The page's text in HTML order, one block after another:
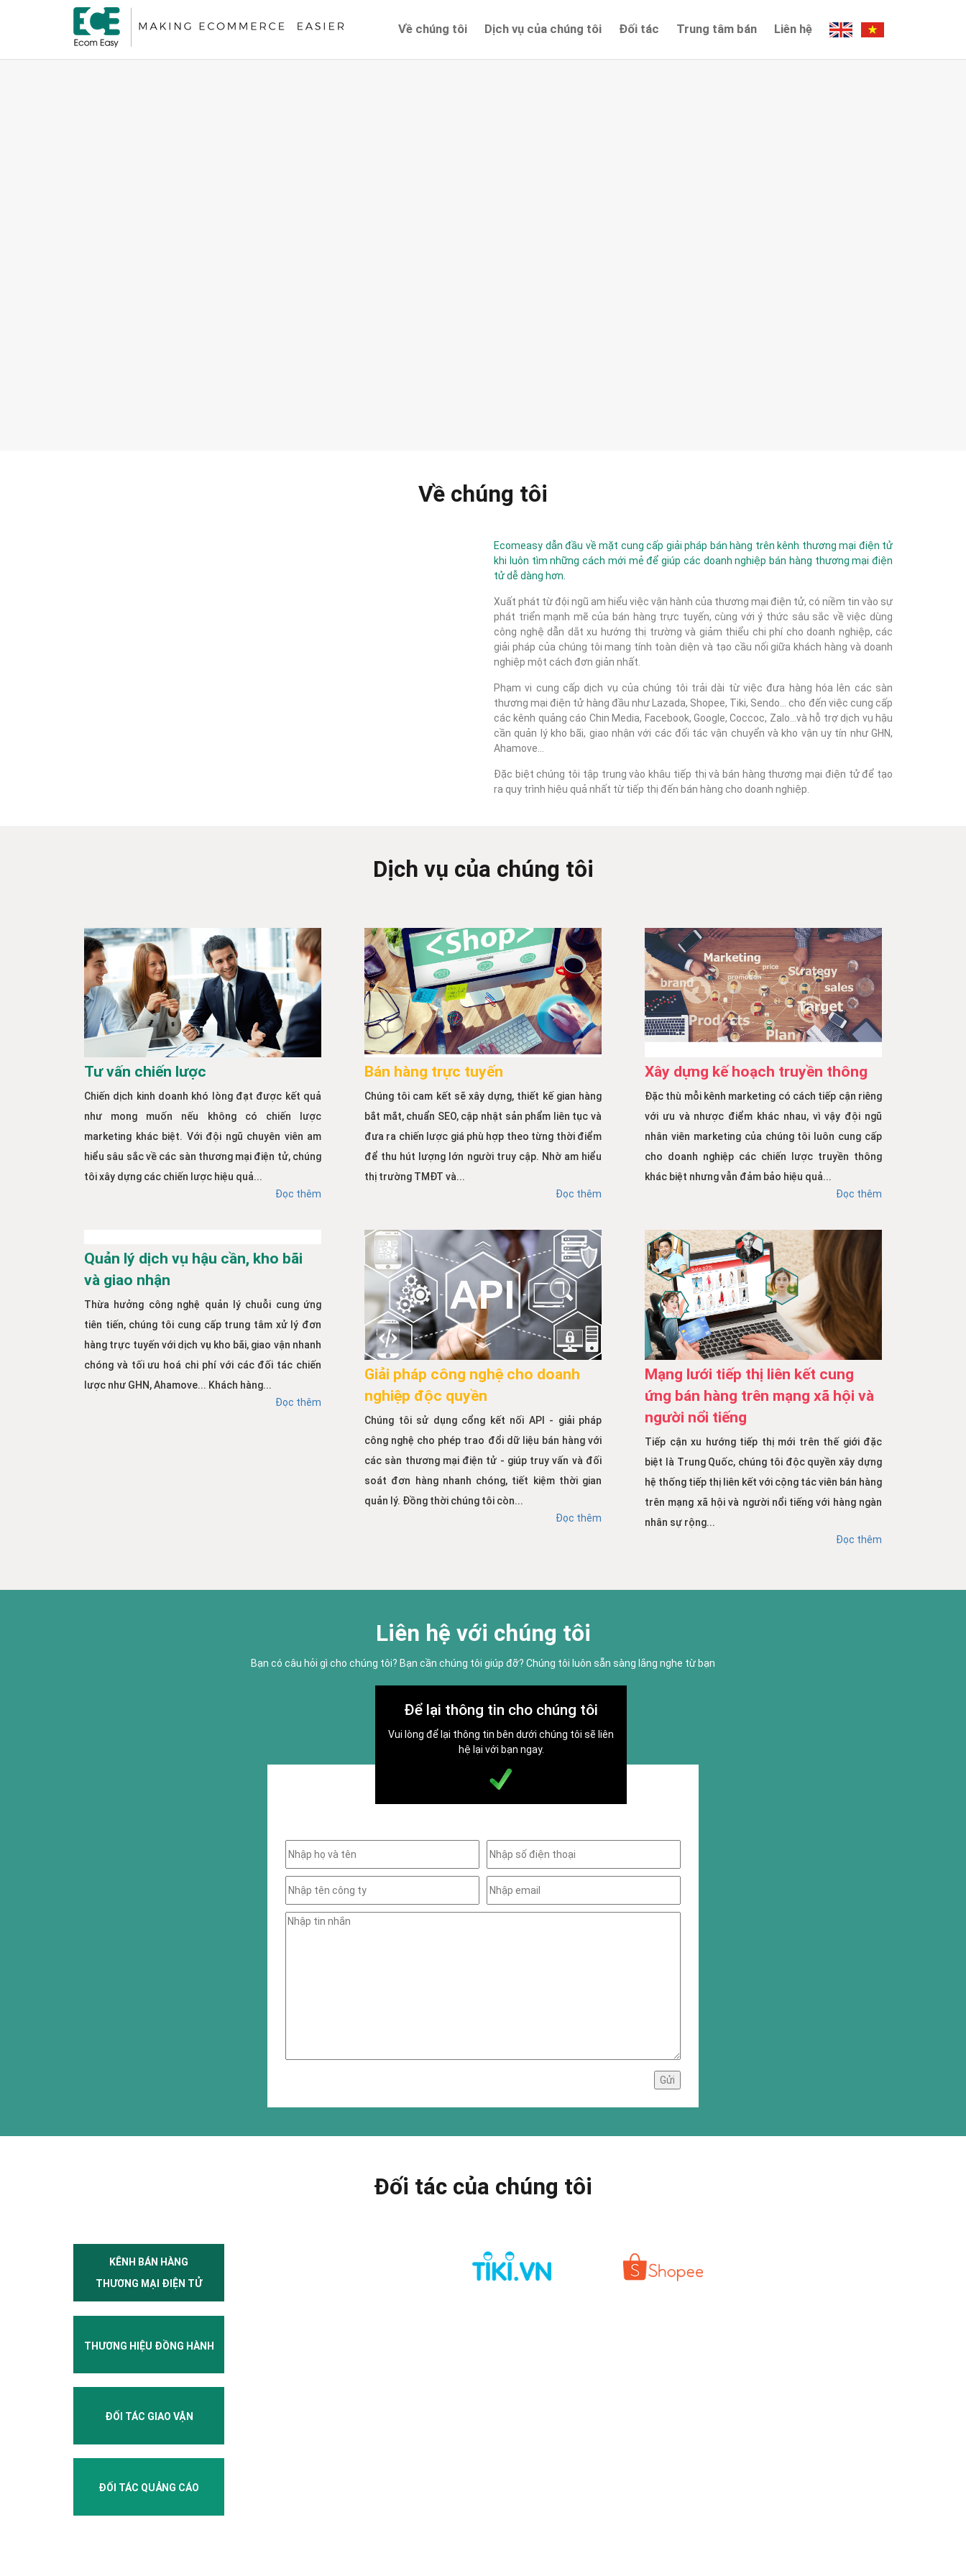
Về chúng tôi Dịch vụ của chúng tôi Đối tác Trung tâm bán Liên hệ
Về chúng tôi
Ecomeasy dẫn đầu về mặt cung cấp giải pháp bán hàng trên kênh thương mại điện tử
khi luôn tìm những cách mới mẻ để giúp các doanh nghiệp bán hàng thương mại điện
tử dễ dàng hơn.
Xuất phát từ đội ngũ am hiểu việc vận hành của thương mại điện tử, có niềm tin vào sự
phát triển mạnh mẽ của bán hàng trực tuyến, cùng với ý thức sâu sắc về việc dùng
công nghệ dẫn dắt xu hướng thị trường và giảm thiểu chi phí cho doanh nghiệp, các
giải pháp của chúng tôi mang tính toàn diện và tạo cầu nối giữa khách hàng và doanh
nghiệp một cách đơn giản nhất.
Phạm vi cung cấp dịch vụ của chúng tôi trải dài từ việc đưa hàng hóa lên các sàn
thương mại điện tử hàng đầu như Lazada, Shopee, Tiki, Sendo... cho đến việc cung cấp
các kênh quảng cáo Chin Media, Facebook, Google, Coccoc, Zalo...và hỗ trợ dịch vụ hậu
cần quản lý kho bãi, giao nhận với các đối tác vận chuyển và kho vận uy tín như GHN,
Ahamove...
Đặc biệt chúng tôi tập trung vào khâu tiếp thị và bán hàng thương mại điện tử để tạo
ra quy trình hiệu quả nhất từ tiếp thị đến bán hàng cho doanh nghiệp.
Dịch vụ của chúng tôi
Tư vấn chiến lược
Chiến dịch kinh doanh khó lòng đạt được kết quả
như mong muốn nếu không có chiến lược
marketing khác biệt. Với đội ngũ chuyên viên am
hiểu sâu sắc về các sàn thương mại điện tử, chúng
tôi xây dựng các chiến lược hiệu quả...
Đọc thêm
Bán hàng trực tuyến
Chúng tôi cam kết sẽ xây dựng, thiết kế gian hàng
bắt mắt, chuẩn SEO, cập nhật sản phẩm liên tục và
đưa ra chiến lược giá phù hợp theo từng thời điểm
để thu hút lượng lớn người truy cập. Nhờ am hiểu
thị trường TMĐT và...
Đọc thêm
Xây dựng kế hoạch truyền thông
Đặc thù mỗi kênh marketing có cách tiếp cận riêng
với ưu và nhược điểm khác nhau, vì vậy đội ngũ
nhân viên marketing của chúng tôi luôn cung cấp
cho doanh nghiệp các chiến lược truyền thông
khác biệt nhưng vẫn đảm bảo hiệu quả...
Đọc thêm
Quản lý dịch vụ hậu cần, kho bãi
và giao nhận
Thừa hưởng công nghệ quản lý chuỗi cung ứng
tiên tiến, chúng tôi cung cấp trung tâm xử lý đơn
hàng trực tuyến với dịch vụ kho bãi, giao vận nhanh
chóng và tối ưu hoá chi phí với các đối tác chiến
lược như GHN, Ahamove... Khách hàng...
Đọc thêm
Giải pháp công nghệ cho doanh
nghiệp độc quyền
Chúng tôi sử dụng cổng kết nối API - giải pháp
công nghệ cho phép trao đổi dữ liệu bán hàng với
các sàn thương mại điện tử - giúp truy vấn và đối
soát đơn hàng nhanh chóng, tiết kiệm thời gian
quản lý. Đồng thời chúng tôi còn...
Đọc thêm
Mạng lưới tiếp thị liên kết cung
ứng bán hàng trên mạng xã hội và
người nổi tiếng
Tiếp cận xu hướng tiếp thị mới trên thế giới đặc
biệt là Trung Quốc, chúng tôi độc quyền xây dựng
hệ thống tiếp thị liên kết với cộng tác viên bán hàng
trên mạng xã hội và người nổi tiếng với hàng ngàn
nhân sự rộng...
Đọc thêm
Liên hệ với chúng tôi
Bạn có câu hỏi gì cho chúng tôi? Bạn cần chúng tôi giúp đỡ? Chúng tôi luôn sẵn sàng lắng nghe từ bạn
Để lại thông tin cho chúng tôi
Vui lòng để lại thông tin bên dưới chúng tôi sẽ liên
hệ lại với bạn ngay.
Đối tác của chúng tôi
KÊNH BÁN HÀNG
THƯƠNG MẠI ĐIỆN TỬ
THƯƠNG HIỆU ĐỒNG HÀNH
ĐỐI TÁC GIAO VẬN
ĐỐI TÁC QUẢNG CÁO